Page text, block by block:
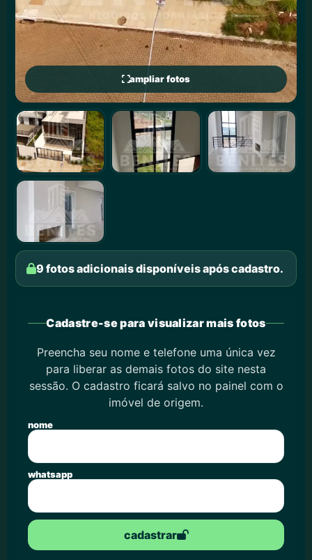
ampliar fotos
9 fotos adicionais disponíveis após cadastro.
Cadastre-se para visualizar mais fotos
Preencha seu nome e telefone uma única vez
para liberar as demais fotos do site nesta
sessão. O cadastro ficará salvo no painel com o
imóvel de origem.
nome
whatsapp
cadastrar